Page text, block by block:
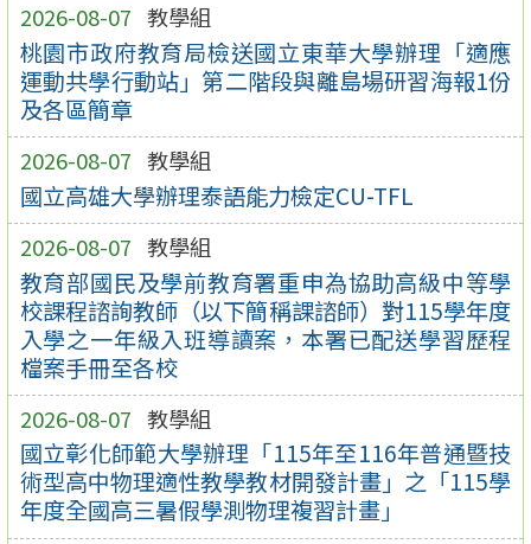
2026-08-07 教學組
桃園市政府教育局檢送國立東華大學辦理「適應
運動共學行動站」第二階段與離島場研習海報1份
及各區簡章
2026-08-07 教學組
國立高雄大學辦理泰語能力檢定CU-TFL
2026-08-07 教學組
教育部國民及學前教育署重申為協助高級中等學
校課程諮詢教師（以下簡稱課諮師）對115學年度
入學之一年級入班導讀案，本署已配送學習歷程
檔案手冊至各校
2026-08-07 教學組
國立彰化師範大學辦理「115年至116年普通暨技
術型高中物理適性教學教材開發計畫」之「115學
年度全國高三暑假學測物理複習計畫」